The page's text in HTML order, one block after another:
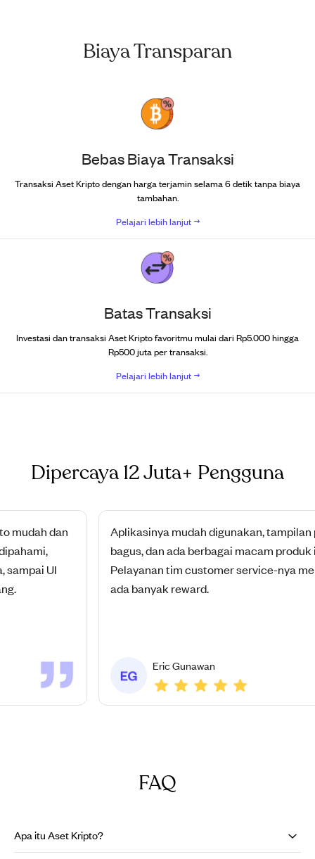
Biaya Transparan
Bebas Biaya Transaksi
Transaksi Aset Kripto dengan harga terjamin selama 6 detik tanpa biaya
tambahan.
Pelajari lebih lanjut
Batas Transaksi
Investasi dan transaksi Aset Kripto favoritmu mulai dari Rp5.000 hingga
Rp500 juta per transaksi.
Pelajari lebih lanjut
Dipercaya 12 Juta+ Pengguna
dan
UI
Aplikasinya mudah digunakan, tampilan
bagus, dan ada berbagai macam produk
Pelayanan tim customer service-nya
ada banyak reward.
Eric Gunawan
FAQ
Apa itu Aset Kripto?